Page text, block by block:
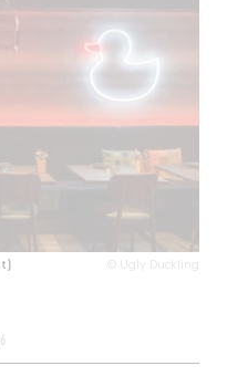
© Ugly Duckling